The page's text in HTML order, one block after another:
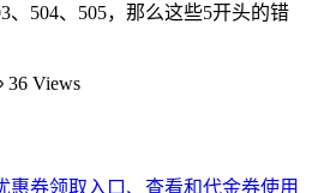
、504、505，那么这些5开头的错
36 Views
惠券领取入口、查看和代金券使用